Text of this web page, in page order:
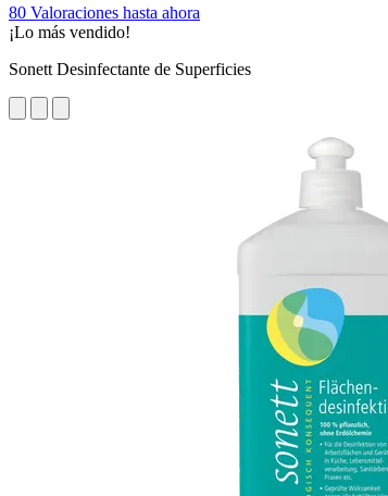
80 Valoraciones hasta ahora
¡Lo más vendido!
Sonett Desinfectante de Superficies